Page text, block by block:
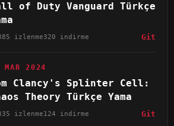
of Duty Vanguard Türkçe
izlenme320 indirme Git
MAR 2024
Clancy's Splinter Cell:
Theory Türkçe Yama
izlenme124 indirme Git